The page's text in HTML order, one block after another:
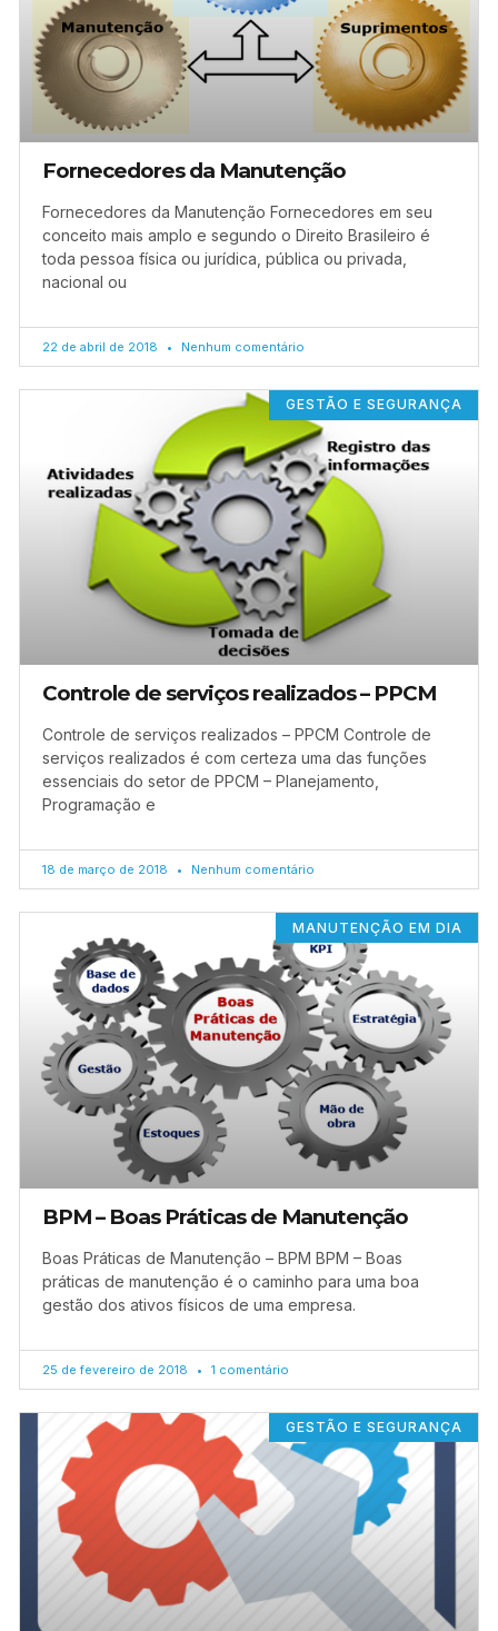
Fornecedores da Manutenção
Fornecedores da Manutenção Fornecedores em seu
conceito mais amplo e segundo o Direito Brasileiro é
toda pessoa física ou jurídica, pública ou privada,
nacional ou
22 de abril de 2018 Nenhum comentário
GESTÃO E SEGURANÇA
Controle de serviços realizados – PPCM
Controle de serviços realizados – PPCM Controle de
serviços realizados é com certeza uma das funções
essenciais do setor de PPCM – Planejamento,
Programação e
18 de março de 2018 Nenhum comentário
MANUTENÇÃO EM DIA
BPM – Boas Práticas de Manutenção
Boas Práticas de Manutenção – BPM BPM – Boas
práticas de manutenção é o caminho para uma boa
gestão dos ativos físicos de uma empresa.
25 de fevereiro de 2018 1 comentário
GESTÃO E SEGURANÇA